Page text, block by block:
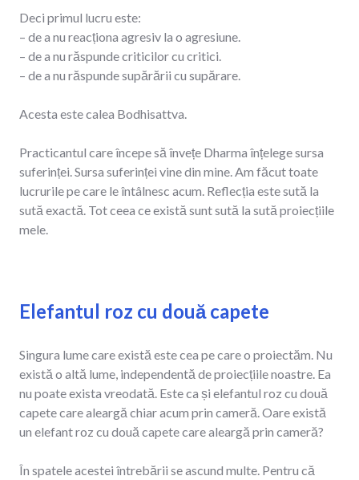
Deci primul lucru este:
– de a nu reacționa agresiv la o agresiune.
– de a nu răspunde criticilor cu critici.
– de a nu răspunde supărării cu supărare.
Acesta este calea Bodhisattva.
Practicantul care începe să învețe Dharma înțelege sursa
suferinței. Sursa suferinței vine din mine. Am făcut toate
lucrurile pe care le întâlnesc acum. Reflecția este sută la
sută exactă. Tot ceea ce există sunt sută la sută proiecțiile
mele.
Elefantul roz cu două capete
Singura lume care există este cea pe care o proiectăm. Nu
există o altă lume, independentă de proiecțiile noastre. Ea
nu poate exista vreodată. Este ca și elefantul roz cu două
capete care aleargă chiar acum prin cameră. Oare există
un elefant roz cu două capete care aleargă prin cameră?
În spatele acestei întrebării se ascund multe. Pentru că